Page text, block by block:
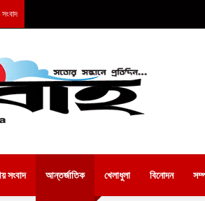
সংবাদ আন্তর্জাতিক খেলাধুলা বিনোদন